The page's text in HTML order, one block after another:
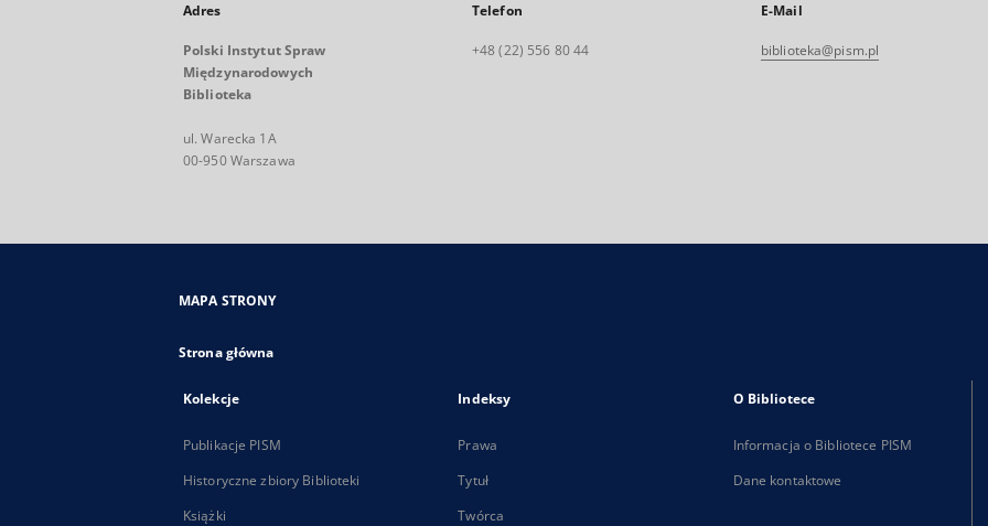
Adres
Polski Instytut Spraw
Międzynarodowych
Biblioteka
ul. Warecka 1A
00-950 Warszawa
Telefon
+48 (22) 556 80 44
E-Mail
biblioteka@pism.pl
MAPA STRONY
Strona główna
Kolekcje
Publikacje PISM
Historyczne zbiory Biblioteki
Książki
Indeksy
Prawa
Tytuł
Twórca
O Bibliotece
Informacja o Bibliotece PISM
Dane kontaktowe